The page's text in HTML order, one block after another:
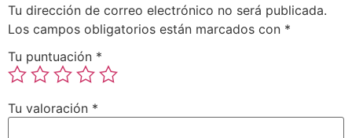
Tu dirección de correo electrónico no será publicada.
Los campos obligatorios están marcados con *
Tu puntuación *
Tu valoración *